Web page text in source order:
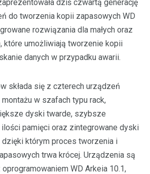
dziś czwartą generację
do tworzenia kopii zapasowych WD
rozwiązania dla małych oraz
które umożliwiają tworzenie kopii
danych w przypadku awarii.
składa się z czterech urządzeń
w szafach typu rack,
dyski twarde, szybsze
pamięci oraz zintegrowane dyski
dzięki którym proces tworzenia i
trwa krócej. Urządzenia są
WD Arkeia 10.1,